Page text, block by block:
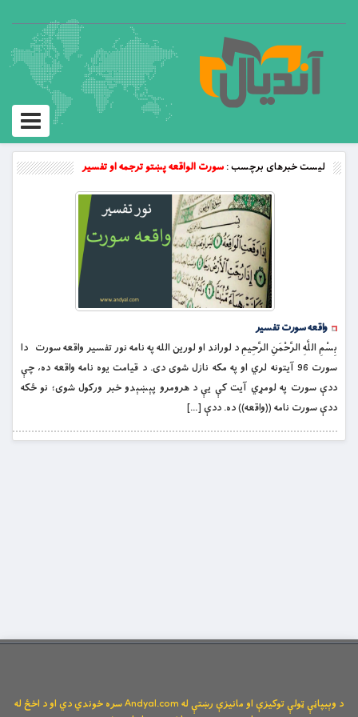
Toggle
لیست خبرهای برچسب :سورت الواقعه پښتو ترجمه او تفسیر
واقعه سورت تفسیر
بِسْمِ اللَّهِ الرَّحْمَنِ الرَّحِيمِ د لوراند او لورین الله په نامه نور تفسیر واقعه سورت دا
سورت 96 آیتونه لري او په مکه نازل شوی دی. د قیامت یوه نامه واقعه ده، چې
ددې سورت په لومړي آیت کې یې د هرومرو پېښېدو خبر ورکول شوی؛ نو ځکه
ددې سورت نامه ((واقعه)) ده. ددې […]
د وېبپاڼې ټولې توکیزې او مانیزې رښتې له Andyal.com سره خوندي دي او د اخځ له